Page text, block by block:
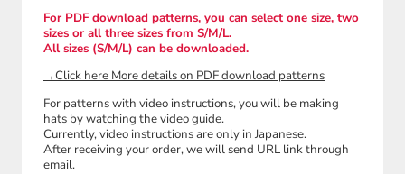
For PDF download patterns, you can select one size, two
sizes or all three sizes from S/M/L.
All sizes (S/M/L) can be downloaded.
→Click here More details on PDF download patterns
For patterns with video instructions, you will be making
hats by watching the video guide.
Currently, video instructions are only in Japanese.
After receiving your order, we will send URL link through
email.